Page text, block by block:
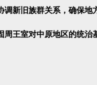
新旧族群关系，确保地
王室对中原地区的统治